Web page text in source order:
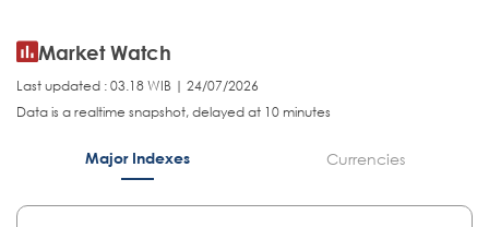
Market Watch
Last updated : 03.18 WIB | 24/07/2026
Data is a realtime snapshot, delayed at 10 minutes
Major Indexes Currencies